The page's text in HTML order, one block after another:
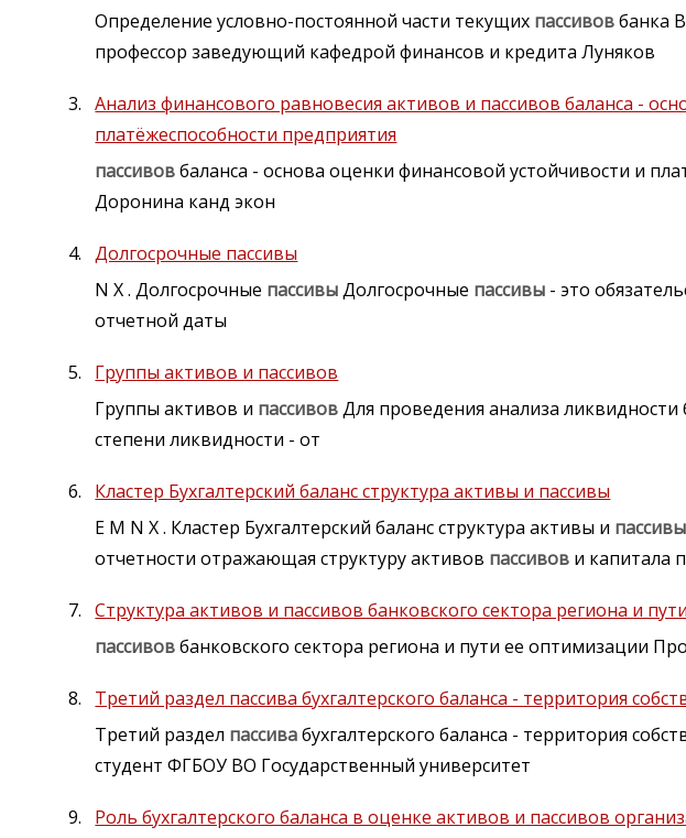
Определение условно-постоянной части текущих пассивовбанка
профессор заведующий кафедрой финансов и кредита Луняков
Анализ финансового равновесия активов и пассивов баланса -
платёжеспособности предприятия
пассивовбаланса - основа оценки финансовой устойчивости и
Доронина канд экон
Долгосрочные пассивы
N X . Долгосрочные пассивыДолгосрочные пассивы - это
отчетной даты
Группы активов и пассивов
Группы активов и пассивовДля проведения анализа
степени ликвидности - от
Кластер Бухгалтерский баланс структура активы и пассивы
E M N X . Кластер Бухгалтерский баланс структура активы и пассивы
отчетности отражающая структуру активов пассивов и капитала
Структура активов и пассивов банковского сектора региона и
пассивовбанковского сектора региона и пути ее оптимизации
Третий раздел пассива бухгалтерского баланса - территория
Третий раздел пассивабухгалтерского баланса - территория
студент ФГБОУ ВО Государственный университет
Роль бухгалтерского баланса в оценке активов и пассивов